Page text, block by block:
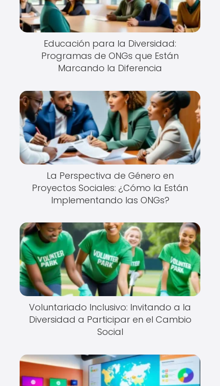
Educación para la Diversidad:
Programas de ONGs que Están
Marcando la Diferencia
La Perspectiva de Género en
Proyectos Sociales: ¿Cómo la Están
Implementando las ONGs?
Voluntariado Inclusivo: Invitando a la
Diversidad a Participar en el Cambio
Social